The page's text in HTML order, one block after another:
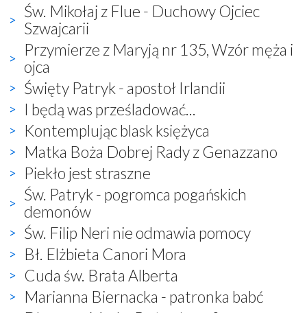
Św. Mikołaj z Flue - Duchowy Ojciec
Szwajcarii
Przymierze z Maryją nr 135, Wzór męża i
ojca
Święty Patryk - apostoł Irlandii
I będą was prześladować...
Kontemplując blask księżyca
Matka Boża Dobrej Rady z Genazzano
Piekło jest straszne
Św. Patryk - pogromca pogańskich
demonów
Św. Filip Neri nie odmawia pomocy
Bł. Elżbieta Canori Mora
Cuda św. Brata Alberta
Marianna Biernacka - patronka babć